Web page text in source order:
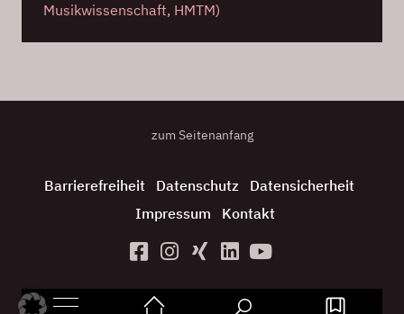
Musikwissenschaft, HMTM)
zum Seitenanfang
Barrierefreiheit Datenschutz
Datensicherheit
Impressum
Kontakt